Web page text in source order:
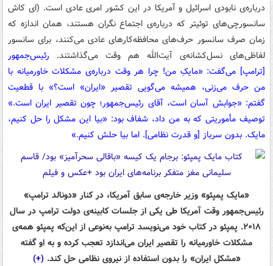
درباره‌ی نابودی اسرائیل و آمریکا در این کشور امری عادی است. (ای کاش
سانسورچی‌های توئیتر که درباره‌ی اجتماع نگران هستند، همان اندازه که
زمان صرف سانسور حرف‌های محافظه‌کارهای عادی می‌کنند، برای سانسور
لفاظی‌های نسل‌کشانه‌ی آیت‌الله هم وقت می‌گذاشتند. رئیس‌جمهور
[ترامپ] می‌گفت: «مایکِ من! چرا هر وقت درباره‌ی مشکلات خاورمیانه با
من حرف می‌زنی، همیشه می‌گویی تقصیر «ایران» است؟» با قطعیت
گفتم: «جوابش آسان است، آقای رئیس‌جمهور؛ چون تقصیر ایران است.»
توصیف مأموریتی که به من داد، شفاف بود: «بیا این مشکل را حل کنیم،
مایک. بدون سرباز [و قدرت نظامی]. اما بیا حلش کنیم.»
«مایک پمپئو» وزیر خارجه‌ی سابق آمریکا، در کنار «دونالد ترامپ»
رئیس‌جمهور وقت آمریکا طی یکی از جلسات کابینه‌ی دولت ترامپ در سال
۲۰۱۸. پمپئو در کتاب خود می‌نویسد ترامپ به‌نوعی از این‌که پمپئو همه‌ی
مشکلات خاورمیانه را تقصیر ایران می‌اندازد تعجب کرده و به او گفته
«مشکل ایران» را بدون استفاده از نیروی نظامی حل کند.(+)